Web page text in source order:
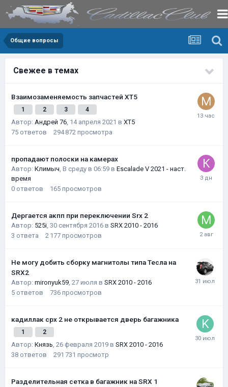
Общие вопросы
Свежее в темах
Взаимозаменяемость запчастей XT5
1 2 3 4
Автор: Андрей 76, 14 апреля 2021 в XT5
75 ответов 294 872 просмотра
пропадают полоски на камерах
Автор: Климыч, В среду в 06:59 в Escalade V 2021 - наст.
время
0 ответов 165 просмотров
Дергается акпп при переключении Srx 2
Автор: 525i, 30 сентября 2016 в SRX 2010 - 2016
3 ответа 2 177 просмотров
Не могу добить сборку магнитолы типа Тесла на
SRX2
Автор: mironyuk59, 27 июля в SRX 2010 - 2016
5 ответов 736 просмотров
кадиллак срх 2 не открывается дверь багажника
1 2
Автор: Князь, 26 февраля 2019 в SRX 2010 - 2016
38 ответов 291 731 просмотр
Разделительная сетка в багажник на SRX 1